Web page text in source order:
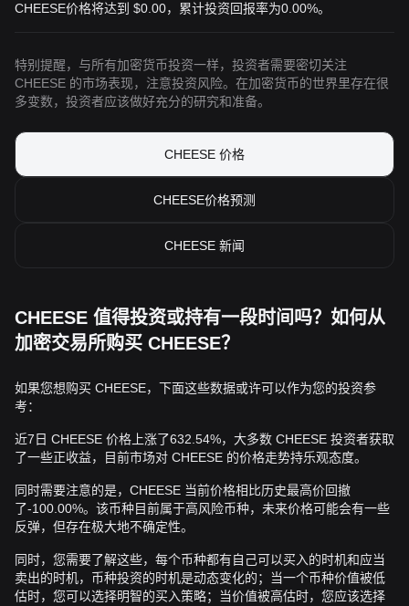
CHEESE价格将达到 $0.00，累计投资回报率为0.00%。
特别提醒，与所有加密货币投资一样，投资者需要密切关注
CHEESE 的市场表现，注意投资风险。在加密货币的世界里存在很
多变数，投资者应该做好充分的研究和准备。
CHEESE 价格
CHEESE价格预测
CHEESE 新闻
CHEESE 值得投资或持有一段时间吗？如何从
加密交易所购买 CHEESE？
如果您想购买 CHEESE，下面这些数据或许可以作为您的投资参
考：
近7日 CHEESE 价格上涨了632.54%，大多数 CHEESE 投资者获取
了一些正收益，目前市场对 CHEESE 的价格走势持乐观态度。
同时需要注意的是，CHEESE 当前价格相比历史最高价回撤
了-100.00%。该币种目前属于高风险币种，未来价格可能会有一些
反弹，但存在极大地不确定性。
同时，您需要了解这些，每个币种都有自己可以买入的时机和应当
卖出的时机，币种投资的时机是动态变化的；当一个币种价值被低
估时，您可以选择明智的买入策略；当价值被高估时，您应该选择